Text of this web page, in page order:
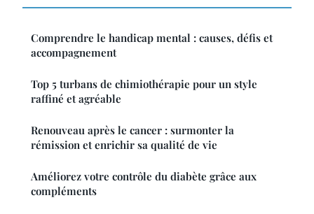
Comprendre le handicap mental : causes, défis et
accompagnement
Top 5 turbans de chimiothérapie pour un style
raffiné et agréable
Renouveau après le cancer : surmonter la
rémission et enrichir sa qualité de vie
Améliorez votre contrôle du diabète grâce aux
compléments